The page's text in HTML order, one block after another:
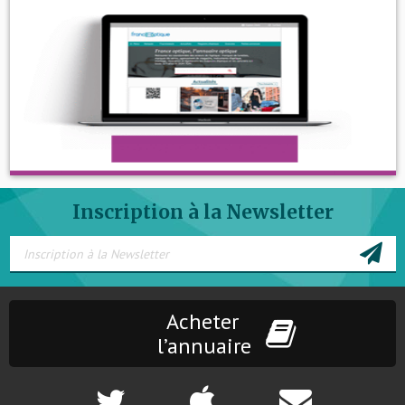
Inscription à la Newsletter
Acheter
l’annuaire